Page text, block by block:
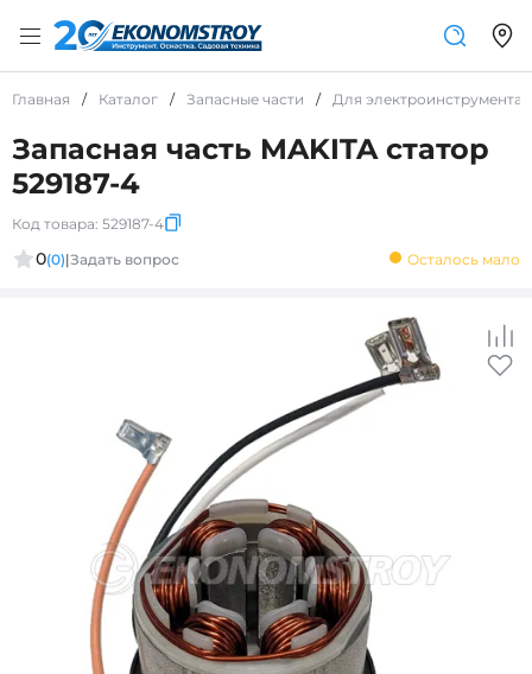
Главная / Каталог / Запасные части / Для электроинструмента
Запасная часть MAKITA статор
529187-4
Код товара: 529187-4
0(0)|Задать вопрос Осталось мало